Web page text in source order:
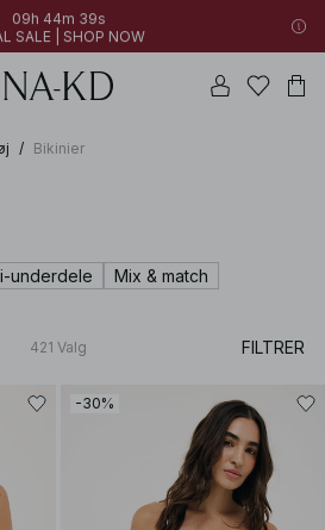
09h 44m 37s
SALE | SHOP NOW
09h 44m 37s
SALE | SHOP NOW
| SHOP NOW
/ Bikinier
underdele Mix & match
421 Valg FILTRER
-30%